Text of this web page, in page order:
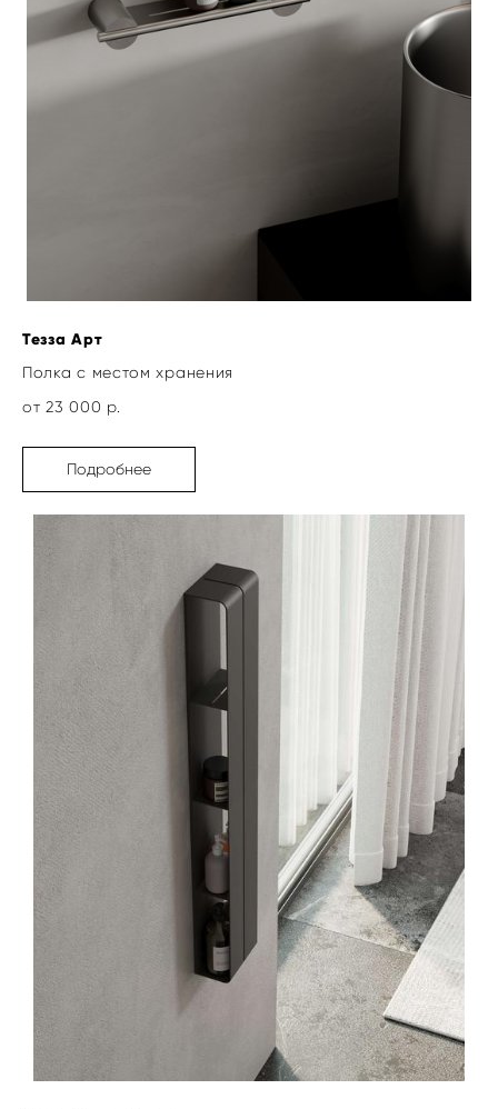
Тезза Арт
Полка с местом хранения
от 23 000 р.
Подробнее